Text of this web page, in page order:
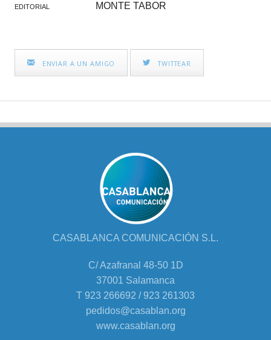
EDITORIAL MONTE TABOR
ENVIAR A UN AMIGO TWITTEAR
CASABLANCA COMUNICACIÓN S.L.
C/ Azafranal 48-50 1D
37001 Salamanca
T 923 266692 / 923 261303
pedidos@casablan.org
www.casablan.org